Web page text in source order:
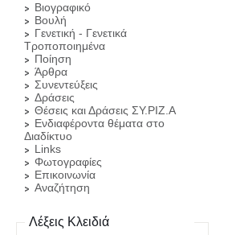
Βιογραφικό
Βουλή
Γενετική - Γενετικά
Τροποποιημένα
Ποίηση
Άρθρα
Συνεντεύξεις
Δράσεις
Θέσεις και Δράσεις ΣΥ.ΡΙΖ.Α
Ενδιαφέροντα θέματα στο
Διαδίκτυο
Links
Φωτογραφίες
Επικοινωνία
Αναζήτηση
Λέξεις Κλειδιά